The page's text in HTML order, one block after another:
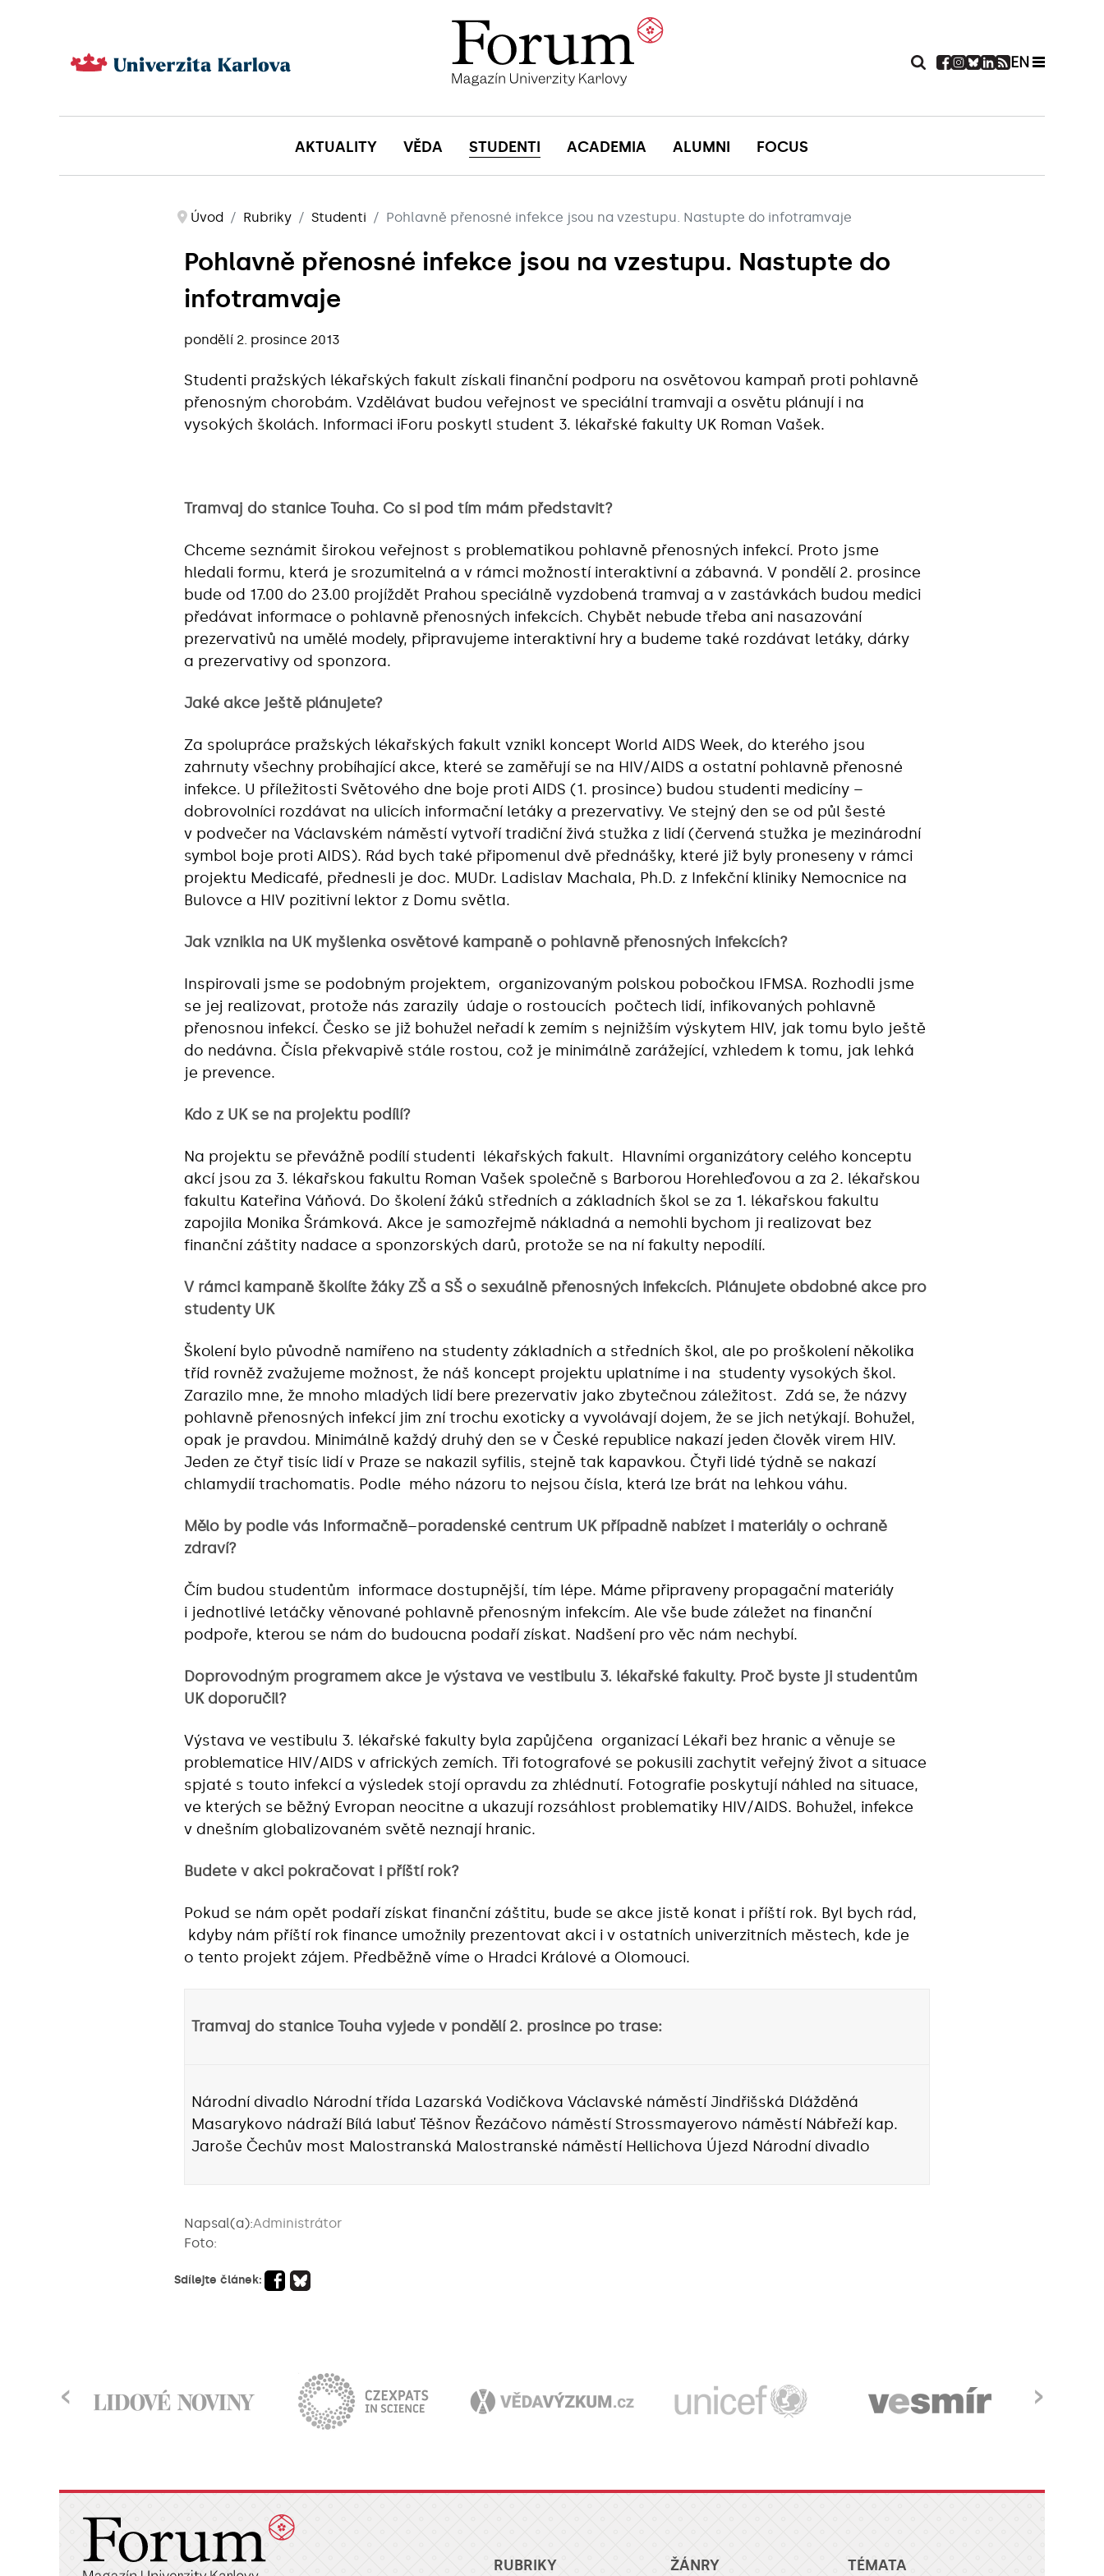
EN
AKTUALITY VĚDA STUDENTI ACADEMIA ALUMNI FOCUS
Úvod Rubriky Studenti Pohlavně přenosné infekce jsou na vzestupu. Nastupte do infotramvaje
Pohlavně přenosné infekce jsou na vzestupu. Nastupte do
infotramvaje
pondělí 2. prosince 2013
Studenti pražských lékařských fakult získali finanční podporu na osvětovou kampaň proti pohlavně
přenosným chorobám. Vzdělávat budou veřejnost ve speciální tramvaji a osvětu plánují i na
vysokých školách. Informaci iForu poskytl student 3. lékařské fakulty UK Roman Vašek.
Tramvaj do stanice Touha. Co si pod tím mám představit?
Chceme seznámit širokou veřejnost s problematikou pohlavně přenosných infekcí. Proto jsme
hledali formu, která je srozumitelná a v rámci možností interaktivní a zábavná. V pondělí 2. prosince
bude od 17.00 do 23.00 projíždět Prahou speciálně vyzdobená tramvaj a v zastávkách budou medici
předávat informace o pohlavně přenosných infekcích. Chybět nebude třeba ani nasazování
prezervativů na umělé modely, připravujeme interaktivní hry a budeme také rozdávat letáky, dárky
a prezervativy od sponzora.
Jaké akce ještě plánujete?
Za spolupráce pražských lékařských fakult vznikl koncept World AIDS Week, do kterého jsou
zahrnuty všechny probíhající akce, které se zaměřují se na HIV/AIDS a ostatní pohlavně přenosné
infekce. U příležitosti Světového dne boje proti AIDS (1. prosince) budou studenti medicíny –
dobrovolníci rozdávat na ulicích informační letáky a prezervativy. Ve stejný den se od půl šesté
v podvečer na Václavském náměstí vytvoří tradiční živá stužka z lidí (červená stužka je mezinárodní
symbol boje proti AIDS). Rád bych také připomenul dvě přednášky, které již byly proneseny v rámci
projektu Medicafé, přednesli je doc. MUDr. Ladislav Machala, Ph.D. z Infekční kliniky Nemocnice na
Bulovce a HIV pozitivní lektor z Domu světla.
Jak vznikla na UK myšlenka osvětové kampaně o pohlavně přenosných infekcích?
Inspirovali jsme se podobným projektem, organizovaným polskou pobočkou IFMSA. Rozhodli jsme
se jej realizovat, protože nás zarazily údaje o rostoucích počtech lidí, infikovaných pohlavně
přenosnou infekcí. Česko se již bohužel neřadí k zemím s nejnižším výskytem HIV, jak tomu bylo ještě
do nedávna. Čísla překvapivě stále rostou, což je minimálně zarážející, vzhledem k tomu, jak lehká
je prevence.
Kdo z UK se na projektu podílí?
Na projektu se převážně podílí studenti lékařských fakult. Hlavními organizátory celého konceptu
akcí jsou za 3. lékařskou fakultu Roman Vašek společně s Barborou Horehleďovou a za 2. lékařskou
fakultu Kateřina Váňová. Do školení žáků středních a základních škol se za 1. lékařskou fakultu
zapojila Monika Šrámková. Akce je samozřejmě nákladná a nemohli bychom ji realizovat bez
finanční záštity nadace a sponzorských darů, protože se na ní fakulty nepodílí.
V rámci kampaně školíte žáky ZŠ a SŠ o sexuálně přenosných infekcích. Plánujete obdobné akce pro
studenty UK
Školení bylo původně namířeno na studenty základních a středních škol, ale po proškolení několika
tříd rovněž zvažujeme možnost, že náš koncept projektu uplatníme i na studenty vysokých škol.
Zarazilo mne, že mnoho mladých lidí bere prezervativ jako zbytečnou záležitost. Zdá se, že názvy
pohlavně přenosných infekcí jim zní trochu exoticky a vyvolávají dojem, že se jich netýkají. Bohužel,
opak je pravdou. Minimálně každý druhý den se v České republice nakazí jeden člověk virem HIV.
Jeden ze čtyř tisíc lidí v Praze se nakazil syfilis, stejně tak kapavkou. Čtyři lidé týdně se nakazí
chlamydií trachomatis. Podle mého názoru to nejsou čísla, která lze brát na lehkou váhu.
Mělo by podle vás Informačně–poradenské centrum UK případně nabízet i materiály o ochraně
zdraví?
Čím budou studentům informace dostupnější, tím lépe. Máme připraveny propagační materiály
i jednotlivé letáčky věnované pohlavně přenosným infekcím. Ale vše bude záležet na finanční
podpoře, kterou se nám do budoucna podaří získat. Nadšení pro věc nám nechybí.
Doprovodným programem akce je výstava ve vestibulu 3. lékařské fakulty. Proč byste ji studentům
UK doporučil?
Výstava ve vestibulu 3. lékařské fakulty byla zapůjčena organizací Lékaři bez hranic a věnuje se
problematice HIV/AIDS v afrických zemích. Tři fotografové se pokusili zachytit veřejný život a situace
spjaté s touto infekcí a výsledek stojí opravdu za zhlédnutí. Fotografie poskytují náhled na situace,
ve kterých se běžný Evropan neocitne a ukazují rozsáhlost problematiky HIV/AIDS. Bohužel, infekce
v dnešním globalizovaném světě neznají hranic.
Budete v akci pokračovat i příští rok?
Pokud se nám opět podaří získat finanční záštitu, bude se akce jistě konat i příští rok. Byl bych rád,
kdyby nám příští rok finance umožnily prezentovat akci i v ostatních univerzitních městech, kde je
o tento projekt zájem. Předběžně víme o Hradci Králové a Olomouci.
Tramvaj do stanice Touha vyjede v pondělí 2. prosince po trase:
Národní divadlo Národní třída Lazarská Vodičkova Václavské náměstí Jindřišská Dlážděná
Masarykovo nádraží Bílá labuť Těšnov Řezáčovo náměstí Strossmayerovo náměstí Nábřeží kap.
Jaroše Čechův most Malostranská Malostranské náměstí Hellichova Újezd Národní divadlo
Napsal(a):Administrátor
Foto:
Sdílejte článek:
›
‹
RUBRIKY ŽÁNRY TÉMATA